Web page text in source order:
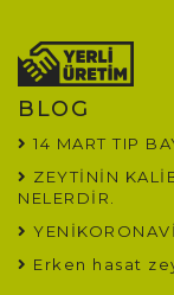
BLOG
14 MART TIP
ZEYTİNİN
NELERDİR.
Erken hasat